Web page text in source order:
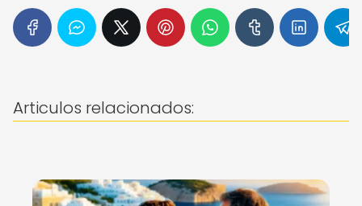
Articulos relacionados: